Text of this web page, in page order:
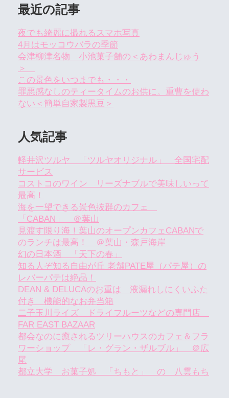
最近の記事
夜でも綺麗に撮れるスマホ写真
4月はモッコウバラの季節
会津柳津名物 小池菓子舗の＜あわまんじゅう
＞
この景色をいつまでも・・・
罪悪感なしのティータイムのお供に。重曹を使わ
ない＜簡単自家製黒豆＞
人気記事
軽井沢ツルヤ 「ツルヤオリジナル」 全国宅配
サービス
コストコのワイン リーズナブルで美味しいって
最高！
海を一望できる景色抜群のカフェ
「CABAN」 ＠葉山
見渡す限り海！葉山のオープンカフェCABANで
のランチは最高！ ＠葉山・森戸海岸
幻の日本酒 「天下の春」
知る人ぞ知る自由が丘 老舗PATE屋（パテ屋）の
レバーパテは絶品！
DEAN & DELUCAのお重は 液漏れしにくいふた
付き 機能的なお弁当箱
二子玉川ライズ ドライフルーツなどの専門店
FAR EAST BAZAAR
都会なのに癒されるツリーハウスのカフェ＆フラ
ワーショップ 「レ・グラン・ザルブル」 ＠広
尾
都立大学 お菓子処 「ちもと」 の 八雲もち